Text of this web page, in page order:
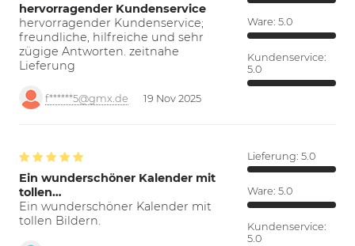
hervorragender Kundenservice
hervorragender Kundenservice;
freundliche, hilfreiche und sehr
zügige Antworten. zeitnahe
Lieferung
f******5@gmx.de 19 Nov 2025
Ware: 5.0
Kundenservice:
5.0
Ein wunderschöner Kalender mit
tollen…
Ein wunderschöner Kalender mit
tollen Bildern.
Lieferung: 5.0
Ware: 5.0
Kundenservice:
5.0